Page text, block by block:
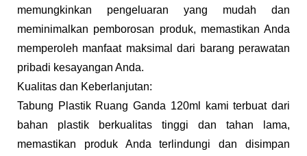
memungkinkan pengeluaran yang mudah dan
meminimalkan pemborosan produk, memastikan Anda
memperoleh manfaat maksimal dari barang perawatan
pribadi kesayangan Anda.
Kualitas dan Keberlanjutan:
Tabung Plastik Ruang Ganda 120ml kami terbuat dari
bahan plastik berkualitas tinggi dan tahan lama,
memastikan produk Anda terlindungi dan disimpan